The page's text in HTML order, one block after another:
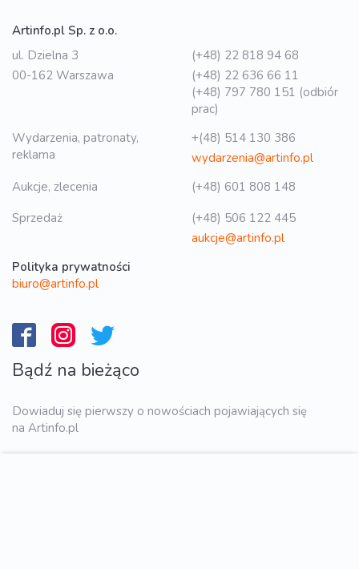
Artinfo.pl Sp. z o.o.
ul. Dzielna 3
00-162 Warszawa
(+48) 22 818 94 68
(+48) 22 636 66 11
(+48) 797 780 151 (odbiór
prac)
Wydarzenia, patronaty,
reklama
+(48) 514 130 386
wydarzenia@artinfo.pl
Aukcje, zlecenia
(+48) 601 808 148
Sprzedaż
(+48) 506 122 445
aukcje@artinfo.pl
Polityka prywatności
biuro@artinfo.pl
Bądź na bieżąco
Dowiaduj się pierwszy o nowościach pojawiających się
na Artinfo.pl